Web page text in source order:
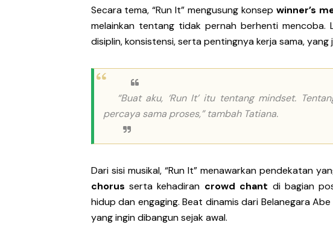
Secara tema, “Run It” mengusung konsepwinner’s
melainkan tentang tidak pernah berhenti mencoba.
disiplin, konsistensi, serta pentingnya kerja sama,
“Buat aku, ‘Run It’ itu tentang mindset.
percaya sama proses,” tambah Tatiana.
Dari sisi musikal, “Run It” menawarkan pendekatan
chorus serta kehadiran crowd chant di bagian
hidup dan engaging. Beat dinamis dari Belanegara
yang ingin dibangun sejak awal.